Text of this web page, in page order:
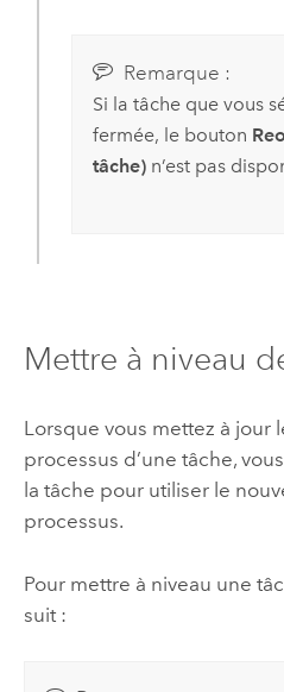
Remarque :
Si la tâche que vous
fermée, le bouton
tâche)n’est pas
Mettre à niveau
Lorsque vous mettez à jour
processus d’une tâche,
la tâche pour utiliser le
processus.
Pour mettre à niveau une
suit :